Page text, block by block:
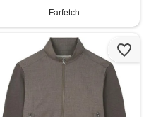
Farfetch